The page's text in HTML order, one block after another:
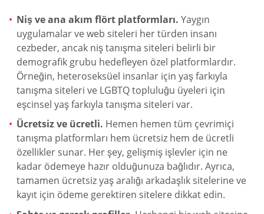
Niş ve ana akım flört platformları. Yaygın
uygulamalar ve web siteleri her türden insanı
cezbeder, ancak niş tanışma siteleri belirli bir
demografik grubu hedefleyen özel platformlardır.
Örneğin, heteroseksüel insanlar için yaş farkıyla
tanışma siteleri ve LGBTQ topluluğu üyeleri için
eşcinsel yaş farkıyla tanışma siteleri var.
Ücretsiz ve ücretli. Hemen hemen tüm çevrimiçi
tanışma platformları hem ücretsiz hem de ücretli
özellikler sunar. Her şey, gelişmiş işlevler için ne
kadar ödemeye hazır olduğunuza bağlıdır. Ayrıca,
tamamen ücretsiz yaş aralığı arkadaşlık sitelerine ve
kayıt için ödeme gerektiren sitelere dikkat edin.